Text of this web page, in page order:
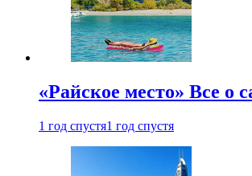
«Райское место» Все о
1 год спустя1 год спустя